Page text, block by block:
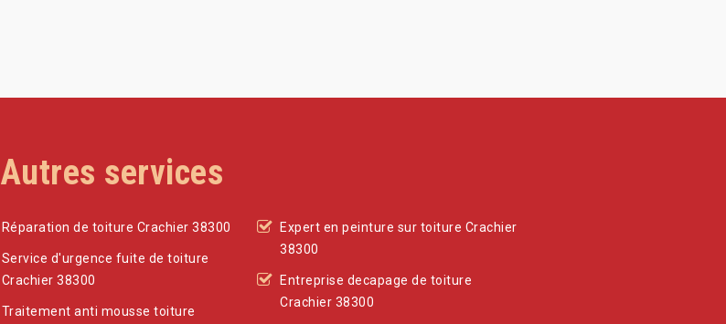
Autres services
Réparation de toiture Crachier 38300
Service d'urgence fuite de toiture
Crachier 38300
Traitement anti mousse toiture
Expert en peinture sur toiture Crachier
38300
Entreprise decapage de toiture
Crachier 38300